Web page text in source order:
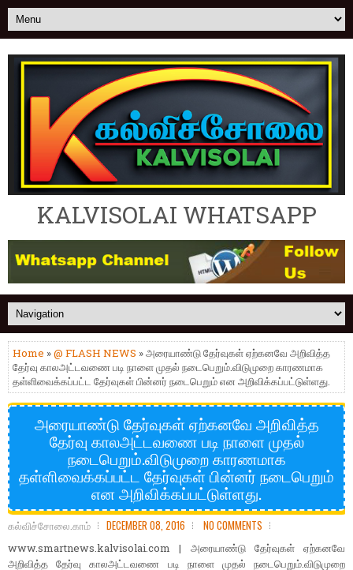
KALVISOLAI WHATSAPP
Home »@ FLASH NEWS » அரையாண்டு தேர்வுகள் ஏற்கனவே அறிவித்த
தேர்வு காலஅட்டவணை படி நாளை முதல் நடைபெறும்.விடுமுறை காரணமாக
தள்ளிவைக்கப்பட்ட தேர்வுகள் பின்னர் நடைபெறும் என அறிவிக்கப்பட்டுள்ளது.
அரையாண்டு தேர்வுகள் ஏற்கனவே அறிவித்த
தேர்வு காலஅட்டவணை படி நாளை முதல்
நடைபெறும்.விடுமுறை காரணமாக
தள்ளிவைக்கப்பட்ட தேர்வுகள் பின்னர் நடைபெறும்
என அறிவிக்கப்பட்டுள்ளது.
கல்விச்சோலை.காம் DECEMBER 08, 2016 NO COMMENTS
www.smartnews.kalvisolai.com | அரையாண்டு தேர்வுகள் ஏற்கனவே
அறிவித்த தேர்வு காலஅட்டவணை படி நாளை முதல் நடைபெறும்.விடுமுறை